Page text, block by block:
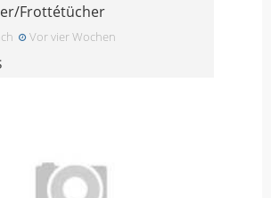
Frottétücher
Vor vier Wochen